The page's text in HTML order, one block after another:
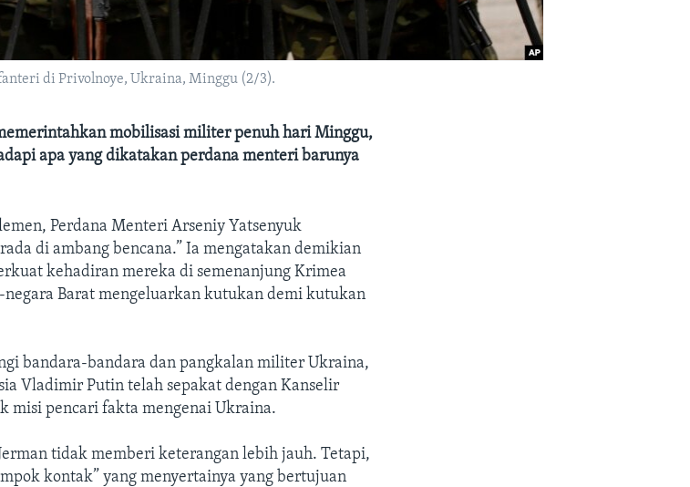
di Privolnoye, Ukraina, Minggu (2/3).
mobilisasi militer penuh hari Minggu,
apa yang dikatakan perdana menteri barunya
Perdana Menteri Arseniy Yatsenyuk
di ambang bencana.” Ia mengatakan demikian
kehadiran mereka di semenanjung Krimea
Barat mengeluarkan kutukan demi kutukan
bandara-bandara dan pangkalan militer Ukraina,
Vladimir Putin telah sepakat dengan Kanselir
misi pencari fakta mengenai Ukraina.
tidak memberi keterangan lebih jauh. Tetapi,
kontak” yang menyertainya yang bertujuan